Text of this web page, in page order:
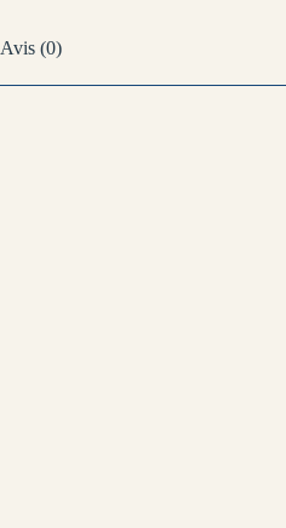
Avis (0)